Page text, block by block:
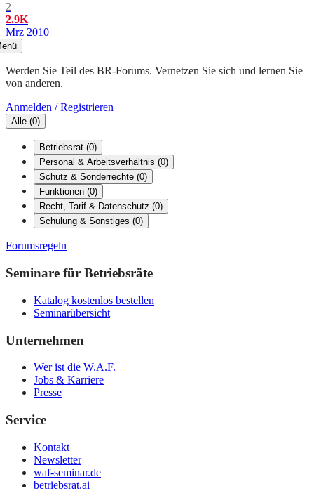
2
2.9K
Mrz 2010
Werden Sie Teil des BR-Forums. Vernetzen Sie sich und lernen Sie
von anderen.
Anmelden / Registrieren
Alle (0)
Betriebsrat (0)
Personal & Arbeitsverhältnis (0)
Schutz & Sonderrechte (0)
Funktionen (0)
Recht, Tarif & Datenschutz (0)
Schulung & Sonstiges (0)
Forumsregeln
Seminare für Betriebsräte
Katalog kostenlos bestellen
Seminarübersicht
Unternehmen
Wer ist die W.A.F.
Jobs & Karriere
Presse
Service
Kontakt
Newsletter
waf-seminar.de
betriebsrat.ai